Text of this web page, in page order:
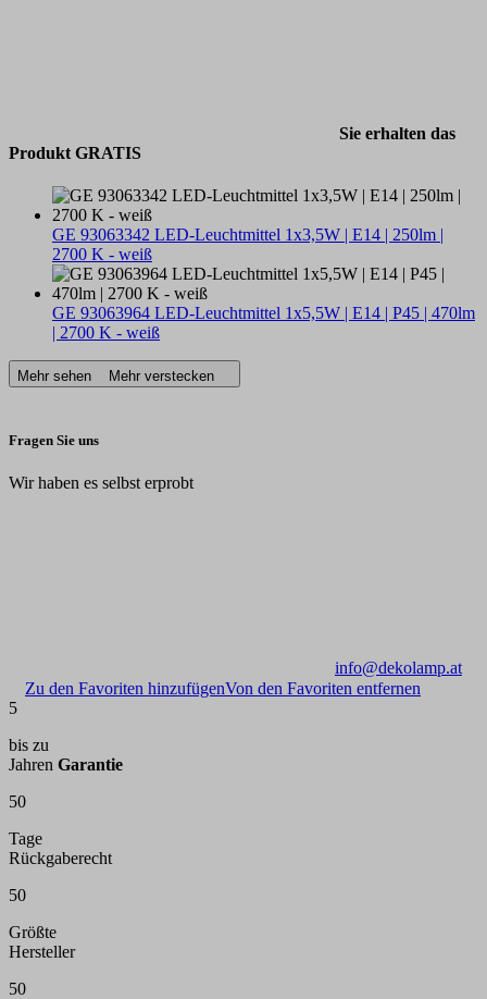
Sie erhalten das
Produkt GRATIS
GE 93063342 LED-Leuchtmittel 1x3,5W | E14 | 250lm |
2700 K - weiß
GE 93063964 LED-Leuchtmittel 1x5,5W | E14 | P45 | 470lm
| 2700 K - weiß
Mehr sehen Mehr verstecken
Fragen Sie uns
Wir haben es selbst erprobt
info@dekolamp.at
Zu den Favoriten hinzufügenVon den Favoriten entfernen
5
bis zu
Jahren Garantie
50
Tage
Rückgaberecht
50
Größte
Hersteller
50